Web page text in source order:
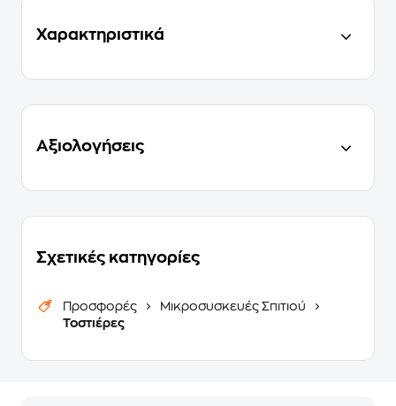
Χαρακτηριστικά
Αξιολογήσεις
Σχετικές κατηγορίες
Προσφορές
Μικροσυσκευές Σπιτιού
Τοστιέρες